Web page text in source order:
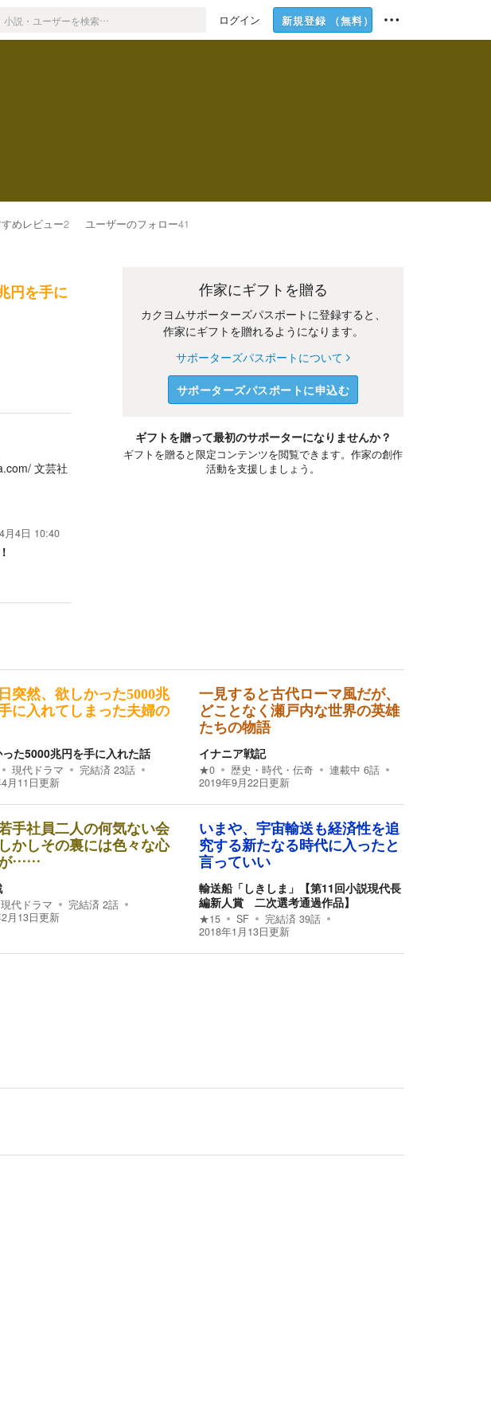
ログイン 新規登録 （無料）
めレビュー2 ユーザーのフォロー41
円を手に
文芸社
月4日 10:40
作家にギフトを贈る
カクヨムサポーターズパスポートに登録すると、
作家にギフトを贈れるようになります。
サポーターズパスポートについて
サポーターズパスポートに申込む
ギフトを贈って最初のサポーターになりませんか？
ギフトを贈ると限定コンテンツを閲覧できます。作家の創作
活動を支援しましょう。
突然、欲しかった5000兆
に入れてしまった夫婦の
た5000兆円を手に入れた話
現代ドラマ 完結済 23話
月11日更新
一見すると古代ローマ風だが、
どことなく瀬戸内な世界の英雄
たちの物語
イナニア戦記
★0 歴史・時代・伝奇 連載中 6話
2019年9月22日更新
手社員二人の何気ない会
かしその裏には色々な心
が……
現代ドラマ 完結済 2話
月13日更新
いまや、宇宙輸送も経済性を追
究する新たなる時代に入ったと
言っていい
輸送船「しきしま」【第11回小説現代長
編新人賞 二次選考通過作品】
★15 SF 完結済 39話
2018年1月13日更新